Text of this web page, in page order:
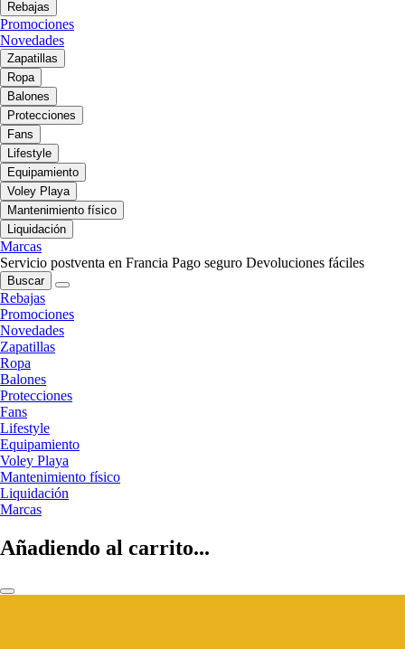
Rebajas
Promociones
Novedades
Zapatillas
Ropa
Balones
Protecciones
Fans
Lifestyle
Equipamiento
Voley Playa
Mantenimiento físico
Liquidación
Marcas
Servicio postventa en Francia Pago seguro Devoluciones fáciles
Buscar
Rebajas
Promociones
Novedades
Zapatillas
Ropa
Balones
Protecciones
Fans
Lifestyle
Equipamiento
Voley Playa
Mantenimiento físico
Liquidación
Marcas
Añadiendo al carrito...